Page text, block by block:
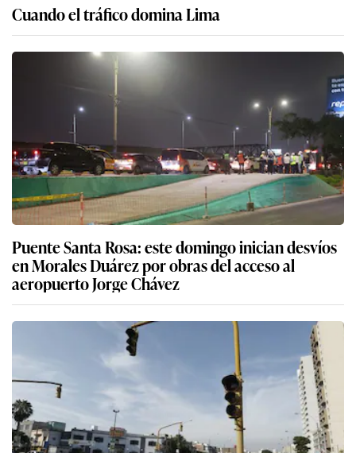
Cuando el tráfico domina Lima
Puente Santa Rosa: este domingo inician desvíos
en Morales Duárez por obras del acceso al
aeropuerto Jorge Chávez